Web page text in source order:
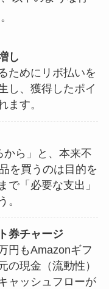
し
ためにリボ払いを
し、獲得したポイ
ます。
から」と、本来不
を買うのは目的を
で「必要な支出」
。
券チャージ
円もAmazonギフ
の現金（流動性）
ャッシュフローが